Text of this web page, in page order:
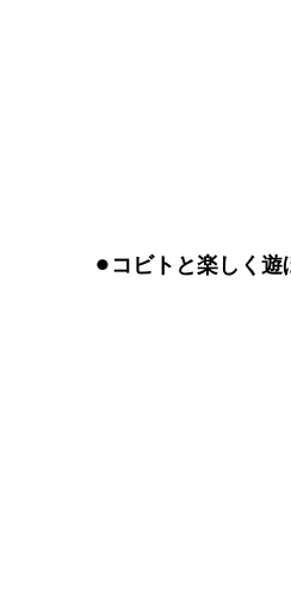
⚫︎コビトと楽しく